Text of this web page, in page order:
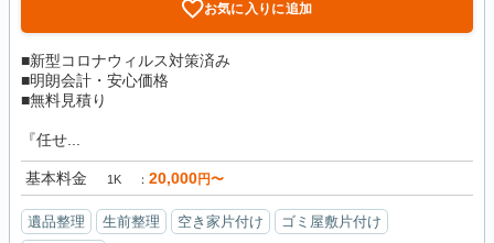
お気に入りに追加
■新型コロナウィルス対策済み
■明朗会計・安心価格
■無料見積り
『任せ...
基本料金 1K 20,000円〜
遺品整理 生前整理 空き家片付け
ゴミ屋敷片付け